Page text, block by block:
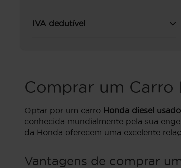
IVA dedutível
Comprar um Carro
Optar por um carro Honda diesel usado
conhecida mundialmente pela sua
da Honda oferecem uma excelente
Vantagens de comprar